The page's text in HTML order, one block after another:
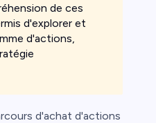
de ces
d'explorer et
d'actions,
d'achat d'actions